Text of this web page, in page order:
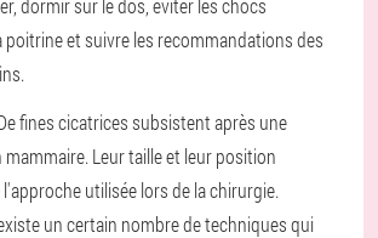
dormir sur le dos, éviter les chocs
poitrine et suivre les recommandations des
fines cicatrices subsistent après une
Leur taille et leur position
utilisée lors de la chirurgie.
un certain nombre de techniques qui